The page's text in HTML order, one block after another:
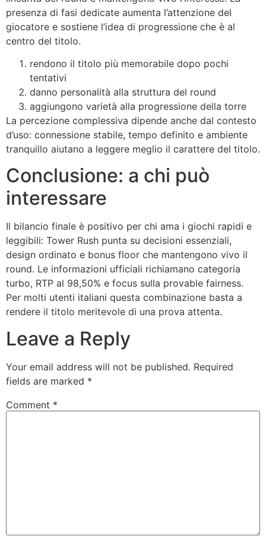
presenza di fasi dedicate aumenta l’attenzione del
giocatore e sostiene l’idea di progressione che è al
centro del titolo.
rendono il titolo più memorabile dopo pochi
tentativi
danno personalità alla struttura del round
aggiungono varietà alla progressione della torre
La percezione complessiva dipende anche dal contesto
d’uso: connessione stabile, tempo definito e ambiente
tranquillo aiutano a leggere meglio il carattere del titolo.
Conclusione: a chi può
interessare
Il bilancio finale è positivo per chi ama i giochi rapidi e
leggibili: Tower Rush punta su decisioni essenziali,
design ordinato e bonus floor che mantengono vivo il
round. Le informazioni ufficiali richiamano categoria
turbo, RTP al 98,50% e focus sulla provable fairness.
Per molti utenti italiani questa combinazione basta a
rendere il titolo meritevole di una prova attenta.
Leave a Reply
Your email address will not be published. Required
fields are marked *
Comment *